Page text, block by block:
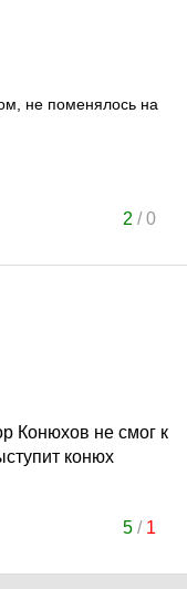
не поменялось на
2 /0
Конюхов не смог к
конюх
5/ 1